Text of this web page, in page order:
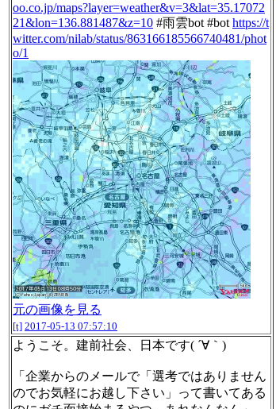
oo.co.jp/maps?layer=weather&v=3&lat=35.17072
21&lon=136.881487&z=10 #雨雲bot #bothttps://t
witter.com/nilab/status/863166185566740481/phot
o/1
元の画像を見る
[t] 2017-05-13 07:57:10
ようこそ。建前社会、日本です( ´∀｀)
「企業からのメールで「選考ではありません
のでお気軽にお越し下さい」って書いてある